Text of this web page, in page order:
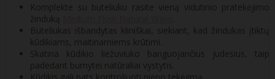
Komplekte su buteliuku rasite vieną vidutinio pratekėjimo
žinduką
Buteliukas išbandytas kliniškai, siekiant, kad žindukas įtiktų
kūdikiams, maitinamiems krūtimi.
Skatina kūdikio liežuviuko banguojančius judesius, taip
padedant burnytei natūraliai vystytis.
Kūdikis gali pats kontroliuoti pieno tekėjimą.